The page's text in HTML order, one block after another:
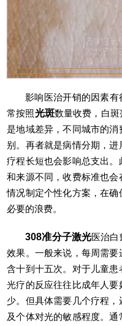
影响医治开销的因素有
常按照光斑数量收费，白
是地域差异，不同城市的
别。再者就是病情分期，
疗程长短也会影响总支出
和来源不同，收费标准也
情况制定个性化方案，在
必要的浪费。
308准分子激光医治白
效果。一般来说，每周需
含十到十五次。对于儿童
光疗的反应往往比成年人
少。但具体需要几个疗程
及个体对光的敏感程度。